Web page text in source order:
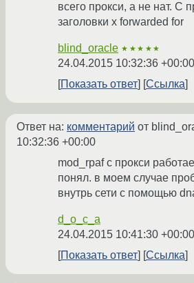
всего прокси, а не нат. С
заголовки x forwarded for
blind_oracle ★★★★★
24.04.2015 10:32:36 +00:00
Показать ответ
Ссылка
Ответ на: комментарий от
10:32:36 +00:00
mod_rpaf с прокси
понял. в моем случае
внутрь сети с помощью
d_o_c_a
24.04.2015 10:41:30 +00:00
Показать ответ Ссылка